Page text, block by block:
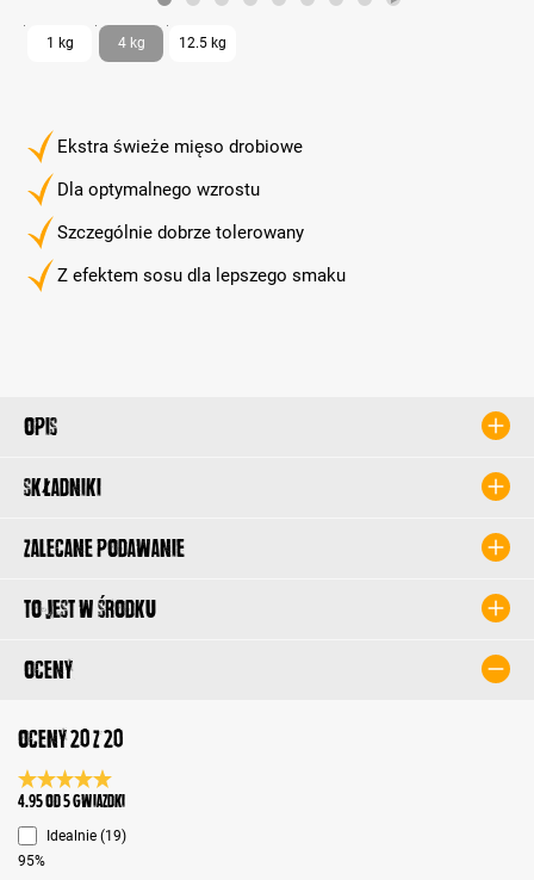
Ekstra świeże mięso drobiowe
Dla optymalnego wzrostu
Szczególnie dobrze tolerowany
Z efektem sosu dla lepszego smaku
1 kg 4 kg 12.5 kg
Opis
Składniki
Zalecane podawanie
To jest w środku
Oceny
Oceny 20 z 20
Średnia ocena 4.9 z 5 gwiazdek
4.95 od 5 Gwiazdki
Idealnie (19)
95%